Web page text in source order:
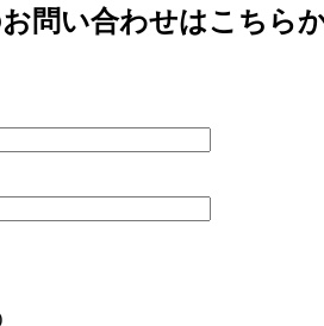
問い合わせはこちら